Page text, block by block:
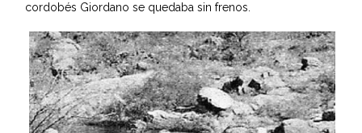
cordobés Giordano se quedaba sin frenos.